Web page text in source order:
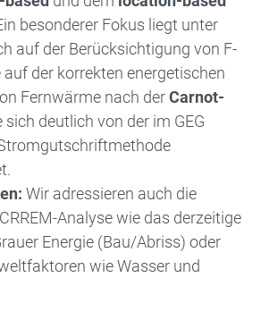
besonderer Fokus liegt unter
auf der Berücksichtigung von F-
auf der korrekten energetischen
Fernwärme nach derCarnot-
sich deutlich von der im GEG
Wir adressieren auch die
Analyse wie das derzeitige
Energie (Bau/Abriss) oder
wie Wasser und